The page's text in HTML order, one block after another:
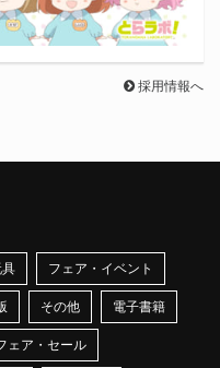
採用情報へ
フェア・イベント
その他 電子書籍
ェア・セール